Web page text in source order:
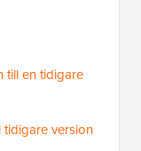
till en tidigare
tidigare version